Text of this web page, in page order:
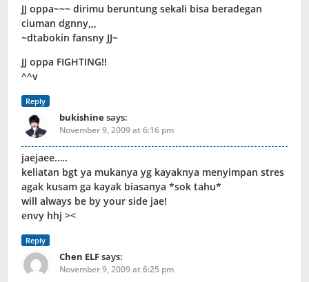
JJ oppa~~~ dirimu beruntung sekali bisa beradegan
ciuman dgnny,,,
~dtabokin fansny JJ~
JJ oppa FIGHTING!!
^^v
Reply
bukishinesays:
November 9, 2009 at 6:16 pm
jaejaee…..
keliatan bgt ya mukanya yg kayaknya menyimpan stres
agak kusam ga kayak biasanya *sok tahu*
will always be by your side jae!
envy hhj ><
Reply
Chen ELFsays:
November 9, 2009 at 6:25 pm